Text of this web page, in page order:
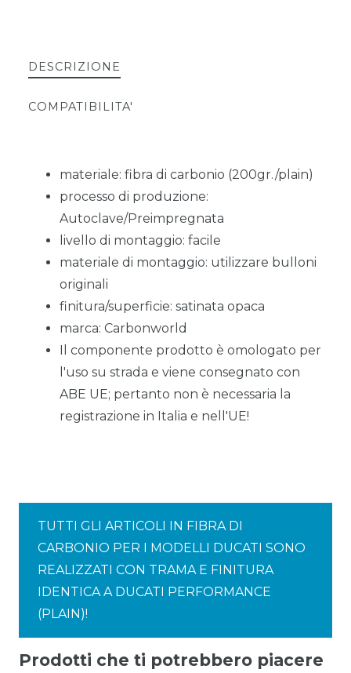
DESCRIZIONE
COMPATIBILITA'
materiale: fibra di carbonio (200gr./plain)
processo di produzione:
Autoclave/Preimpregnata
livello di montaggio: facile
materiale di montaggio: utilizzare bulloni
originali
finitura/superficie: satinata opaca
marca: Carbonworld
Il componente prodotto è omologato per
l'uso su strada e viene consegnato con
ABE UE; pertanto non è necessaria la
registrazione in Italia e nell'UE!
TUTTI GLI ARTICOLI IN FIBRA DI
CARBONIO PER I MODELLI DUCATI SONO
REALIZZATI CON TRAMA E FINITURA
IDENTICA A DUCATI PERFORMANCE
(PLAIN)!
Prodotti che ti potrebbero piacere